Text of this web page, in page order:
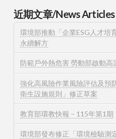
近期文章/News Articles
環境部推動「企業ESG人才培
永續解方
防範戶外熱危害 勞動部啟動高
強化高風險作業風險評估及預
衛生設施規則」修正草案
教育部環教快報 – 115年第1期
環境部發布修正「環境檢驗測